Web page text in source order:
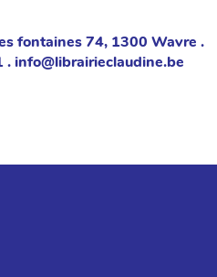
fontaines 74, 1300 Wavre .
info@librairieclaudine.be